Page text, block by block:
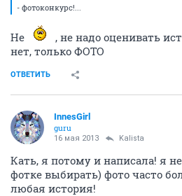
- фотоконкурс!...
Не
, не надо оценивать
нет, только ФОТО
ОТВЕТИТЬ
InnesGirl
guru
16 мая 2013 Kalista
Кать, я потому и написала! я
фотке выбирать) фото часто
любая история!